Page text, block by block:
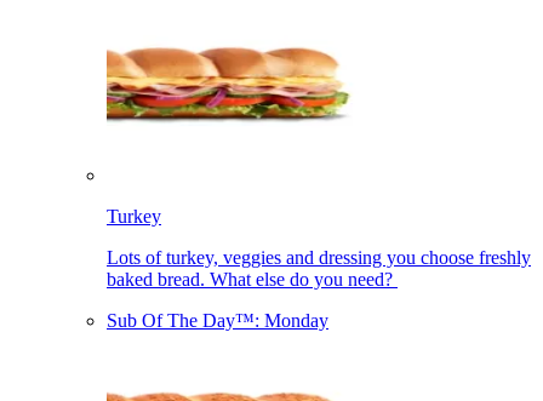
Turkey​​​​‌ ‍ ​‍​‍‌‍ ‌ ​‍‌‍‍‌‌‍‌ ‌‍‍‌‌‍ ‍​‍​‍​ ‍‍​‍​‍‌ ​ ‌‍​‌‌‍ ‍‌‍‍‌‌ ‌​‌ ‍‌​‍ ‍‌‍‍‌‌‍ ​‍​‍​‍ ​​‍​‍‌‍‍​‌ ​‍‌‍‌‌‌‍‌‍​‍​‍​ ‍‍​‍​‍‌‍‍​‌ ‌​‌ ‌​‌ ​​‌ ​ ​ ‍‍​‍ ​‍ ‌‍ ‍‌‍ ‌ ​‍‌‍‌​‌‍‍‌‌‍​ ​‍ ‌‌‍​‍‌‍‍‌‌ ‌​‌‍‌‌‌ ​ ​‍ ‌‌‍‌ ‌ ​‍‌‍ ‌ ‌‌‌ ​​​‍ ‌‌ ​ ‌ ‌​‌ ‌‌‌‍‌​‌‍‍‌‌‍ ​‍ ‍‌ ‌‍‌‍‌‌‌ ​‍‌‍​ ‌‍‌‌‌‍ ​​‍ ‍‌‍​‌‌ ​​‌ ​​​‍ ‌‍‍‌‌‍ ‍‌ ‌​‌‍‌‌‌‍ ‍‌ ‌​​‍ ‌‍‌‌‌‍‌​‌‍‍‌‌ ‌​​‍ ‌‍ ‌‌‍ ‌‍‌​‌‍‌‌​ ‌‌ ​​‌ ​‍‌‍‌‌‌ ​ ‌‍‌‌‌‍ ‍‌ ‌​‌‍​‌‌ ‌​‌‍‍‌‌‍ ‌‍ ‍​ ‍ ‌‍‍‌‌‍‌​​ ‌​ ‌ ​ ‍​‌‍​‍​ ‍‌​ ‍‌​ ​​‌‍‌​​ ​​​‍ ‌​ ‌‌​ ​ ‌‍​‍​ ​‌​‍ ‌​ ‌​​ ​ ‌‍‌‍​ ‌‍​‍ ‌‌‍​‌​ ‌‍​ ‌ ​ ​‍​‍ ‌​ ‍‌​ ‍​​ ‌ ‌‍​ ​ ​‍‌‍‌​​ ​ ​ ‍​​ ​ ​ ‍‌​ ​‍‌‍​‍​ ‍ ‌ ‌​‌ ‍‌‌ ​​‌‍‌‌​ ‌‌ ​​‌ ​‍‌‍ ‌‍‌​‌ ‌‌‌‍​ ‌ ‌​​ ‍ ‌ ​​‌‍​‌‌ ‌​‌‍‍​​ ‌‌‍ ‍‌‍​‌‌‍ ‌‌‍‌‌​‍‌‌​ ‌‌‌​​‍‌‌ ‌‍‍ ‌‍‌‌‌ ‍‌​‍‌‌​ ​ ‌​‌​​‍‌‌​ ​ ‌​‌​​‍‌‌​ ​‍​ ​‍‌‍‌‌‌‍ ‍​‍‌‌​ ​‍​ ​‍​‍‌‌​ ‌‌‌​‌​​‍ ‍‌ ‌‍‌‍​‌‌‍ ​‌ ‌‌‌‍‌‌​ ‌‍​‍‌‍​‌‌ ​ ‌‍‌‌‌‌‌‌‌ ​‍‌‍ ​​ ‌‌‍‍​‌ ‌​‌ ‌​‌ ​​‌ ​ ​‍‌‌​ ​ ‌​​‌​‍‌‌​ ​‍‌​‌‍​‍‌‌​ ​‍‌​‌‍‌‍ ‍‌‍ ‌ ​‍‌‍‌​‌‍‍‌‌‍​ ​‍ ‌‌‍​‍‌‍‍‌‌ ‌​‌‍‌‌‌ ​ ​‍ ‌‌‍‌ ‌ ​‍‌‍ ‌ ‌‌‌ ​​​‍ ‌‌ ​ ‌ ‌​‌ ‌‌‌‍‌​‌‍‍‌‌‍ ​‍ ‍‌ ‌‍‌‍‌‌‌ ​‍‌‍​ ‌‍‌‌‌‍ ​​‍ ‍‌‍​‌‌ ​​‌ ​​​‍‌‍‌‍‍‌‌‍‌​​ ‌​ ‌ ​ ‍​‌‍​‍​ ‍‌​ ‍‌​ ​​‌‍‌​​ ​​​‍ ‌​ ‌‌​ ​ ‌‍​‍​ ​‌​‍ ‌​ ‌​​ ​ ‌‍‌‍​ ‌‍​‍ ‌‌‍​‌​ ‌‍​ ‌ ​ ​‍​‍ ‌​ ‍‌​ ‍​​ ‌ ‌‍​ ​ ​‍‌‍‌​​ ​ ​ ‍​​ ​ ​ ‍‌​ ​‍‌‍​‍​‍‌‍‌ ‌​‌ ‍‌‌ ​​‌‍‌‌​ ‌‌ ​​‌ ​‍‌‍ ‌‍‌​‌ ‌‌‌‍​ ‌ ‌​​‍‌‍‌ ​​‌‍​‌‌ ‌​‌‍‍​​ ‌‌‍ ‍‌‍​‌‌‍ ‌‌‍‌‌​‍‌‌​ ‌‌‌​​‍‌‌ ‌‍‍ ‌‍‌‌‌ ‍‌​‍‌‌​ ​ ‌​‌​​‍‌‌​ ​ ‌​‌​​‍‌‌​ ​‍​ ​‍‌‍‌‌‌‍ ‍​‍‌‌​ ​‍​ ​‍​‍‌‌​ ‌‌‌​‌​​‍ ‍‌ ‌‍‌‍​‌‌‍ ​‌ ‌‌‌‍‌‌​‍‌‍‌ ​​‌‍‌‌‌ ​‍‌ ​ ‌ ​​‌‍‌‌‌‍​ ‌ ‌​‌‍‍‌‌ ‌‍‌‍‌‌​ ‌‌ ​​‌ ‌‌‌‍​‍‌‍ ​‌‍‍‌‌ ​ ‌‍‍​‌‍‌‌‌‍‌​​‍​‍‌ ‌
Lots of turkey, veggies and dressing you choose freshly
baked bread. What else do you need? ​​​​‌ ‍ ​‍​‍‌‍ ‌ ​‍‌‍‍‌‌‍‌ ‌‍‍‌‌‍ ‍​‍​‍​ ‍‍​‍​‍‌ ​ ‌‍​‌‌‍ ‍‌‍‍‌‌ ‌​‌ ‍‌​‍ ‍‌‍‍‌‌‍ ​‍​‍​‍ ​​‍​‍‌‍‍​‌ ​‍‌‍‌‌‌‍‌‍​‍​‍​ ‍‍​‍​‍‌‍‍​‌ ‌​‌ ‌​‌ ​​‌ ​ ​ ‍‍​‍ ​‍ ‌‍ ‍‌‍ ‌ ​‍‌‍‌​‌‍‍‌‌‍​ ​‍ ‌‌‍​‍‌‍‍‌‌ ‌​‌‍‌‌‌ ​ ​‍ ‌‌‍‌ ‌ ​‍‌‍ ‌ ‌‌‌ ​​​‍ ‌‌ ​ ‌ ‌​‌ ‌‌‌‍‌​‌‍‍‌‌‍ ​‍ ‍‌ ‌‍‌‍‌‌‌ ​‍‌‍​ ‌‍‌‌‌‍ ​​‍ ‍‌‍​‌‌ ​​‌ ​​​‍ ‌‍‍‌‌‍ ‍‌ ‌​‌‍‌‌‌‍ ‍‌ ‌​​‍ ‌‍‌‌‌‍‌​‌‍‍‌‌ ‌​​‍ ‌‍ ‌‌‍ ‌‍‌​‌‍‌‌​ ‌‌ ​​‌ ​‍‌‍‌‌‌ ​ ‌‍‌‌‌‍ ‍‌ ‌​‌‍​‌‌ ‌​‌‍‍‌‌‍ ‌‍ ‍​ ‍ ‌‍‍‌‌‍‌​​ ‌​ ‌ ​ ‍​‌‍​‍​ ‍‌​ ‍‌​ ​​‌‍‌​​ ​​​‍ ‌​ ‌‌​ ​ ‌‍​‍​ ​‌​‍ ‌​ ‌​​ ​ ‌‍‌‍​ ‌‍​‍ ‌‌‍​‌​ ‌‍​ ‌ ​ ​‍​‍ ‌​ ‍‌​ ‍​​ ‌ ‌‍​ ​ ​‍‌‍‌​​ ​ ​ ‍​​ ​ ​ ‍‌​ ​‍‌‍​‍​ ‍ ‌ ‌​‌ ‍‌‌ ​​‌‍‌‌​ ‌‌ ​​‌ ​‍‌‍ ‌‍‌​‌ ‌‌‌‍​ ‌ ‌​​ ‍ ‌ ​​‌‍​‌‌ ‌​‌‍‍​​ ‌‌ ​ ‌‍‍​‌‍ ‌ ​‍‌ ‌​‌​‌​‌‍‌‌‌ ​ ‌‍​ ‌ ​‍‌‍‍‌‌ ​​‌ ‌​‌‍‍‌‌‍ ‌‍ ‍​‍‌‌​ ‌‌‌​​‍‌‌ ‌‍‍ ‌‍‌‌‌ ‍‌​‍‌‌​ ​ ‌​‌​​‍‌‌​ ​ ‌​‌​​‍‌‌​ ​‍​ ​‍‌‍‌‌‌‍ ‍​‍‌‌​ ​‍​ ​‍​‍‌‌​ ‌‌‌​‌​​‍ ‍‌ ‌‍‌‍​‌‌‍ ​‌ ‌‌‌‍‌‌​ ‌‍​‍‌‍​‌‌ ​ ‌‍‌‌‌‌‌‌‌ ​‍‌‍ ​​ ‌‌‍‍​‌ ‌​‌ ‌​‌ ​​‌ ​ ​‍‌‌​ ​ ‌​​‌​‍‌‌​ ​‍‌​‌‍​‍‌‌​ ​‍‌​‌‍‌‍ ‍‌‍ ‌ ​‍‌‍‌​‌‍‍‌‌‍​ ​‍ ‌‌‍​‍‌‍‍‌‌ ‌​‌‍‌‌‌ ​ ​‍ ‌‌‍‌ ‌ ​‍‌‍ ‌ ‌‌‌ ​​​‍ ‌‌ ​ ‌ ‌​‌ ‌‌‌‍‌​‌‍‍‌‌‍ ​‍ ‍‌ ‌‍‌‍‌‌‌ ​‍‌‍​ ‌‍‌‌‌‍ ​​‍ ‍‌‍​‌‌ ​​‌ ​​​‍‌‍‌‍‍‌‌‍‌​​ ‌​ ‌ ​ ‍​‌‍​‍​ ‍‌​ ‍‌​ ​​‌‍‌​​ ​​​‍ ‌​ ‌‌​ ​ ‌‍​‍​ ​‌​‍ ‌​ ‌​​ ​ ‌‍‌‍​ ‌‍​‍ ‌‌‍​‌​ ‌‍​ ‌ ​ ​‍​‍ ‌​ ‍‌​ ‍​​ ‌ ‌‍​ ​ ​‍‌‍‌​​ ​ ​ ‍​​ ​ ​ ‍‌​ ​‍‌‍​‍​‍‌‍‌ ‌​‌ ‍‌‌ ​​‌‍‌‌​ ‌‌ ​​‌ ​‍‌‍ ‌‍‌​‌ ‌‌‌‍​ ‌ ‌​​‍‌‍‌ ​​‌‍​‌‌ ‌​‌‍‍​​ ‌‌ ​ ‌‍‍​‌‍ ‌ ​‍‌ ‌​‌​‌​‌‍‌‌‌ ​ ‌‍​ ‌ ​‍‌‍‍‌‌ ​​‌ ‌​‌‍‍‌‌‍ ‌‍ ‍​‍‌‌​ ‌‌‌​​‍‌‌ ‌‍‍ ‌‍‌‌‌ ‍‌​‍‌‌​ ​ ‌​‌​​‍‌‌​ ​ ‌​‌​​‍‌‌​ ​‍​ ​‍‌‍‌‌‌‍ ‍​‍‌‌​ ​‍​ ​‍​‍‌‌​ ‌‌‌​‌​​‍ ‍‌ ‌‍‌‍​‌‌‍ ​‌ ‌‌‌‍‌‌​‍‌‍‌ ​​‌‍‌‌‌ ​‍‌ ​ ‌ ​​‌‍‌‌‌‍​ ‌ ‌​‌‍‍‌‌ ‌‍‌‍‌‌​ ‌‌ ​​‌ ‌‌‌‍​‍‌‍ ​‌‍‍‌‌ ​ ‌‍‍​‌‍‌‌‌‍‌​​‍​‍‌ ‌
Sub Of The Day™: Monday​​​​‌ ‍ ​‍​‍‌‍ ‌ ​‍‌‍‍‌‌‍‌ ‌‍‍‌‌‍ ‍​‍​‍​ ‍‍​‍​‍‌ ​ ‌‍​‌‌‍ ‍‌‍‍‌‌ ‌​‌ ‍‌​‍ ‍‌‍‍‌‌‍ ​‍​‍​‍ ​​‍​‍‌‍‍​‌ ​‍‌‍‌‌‌‍‌‍​‍​‍​ ‍‍​‍​‍‌‍‍​‌ ‌​‌ ‌​‌ ​​‌ ​ ​ ‍‍​‍ ​‍ ‌‍ ‍‌‍ ‌ ​‍‌‍‌​‌‍‍‌‌‍​ ​‍ ‌‌‍​‍‌‍‍‌‌ ‌​‌‍‌‌‌ ​ ​‍ ‌‌‍‌ ‌ ​‍‌‍ ‌ ‌‌‌ ​​​‍ ‌‌ ​ ‌ ‌​‌ ‌‌‌‍‌​‌‍‍‌‌‍ ​‍ ‍‌ ‌‍‌‍‌‌‌ ​‍‌‍​ ‌‍‌‌‌‍ ​​‍ ‍‌‍​‌‌ ​​‌ ​​​‍ ‌‍‍‌‌‍ ‍‌ ‌​‌‍‌‌‌‍ ‍‌ ‌​​‍ ‌‍‌‌‌‍‌​‌‍‍‌‌ ‌​​‍ ‌‍ ‌‌‍ ‌‍‌​‌‍‌‌​ ‌‌ ​​‌ ​‍‌‍‌‌‌ ​ ‌‍‌‌‌‍ ‍‌ ‌​‌‍​‌‌ ‌​‌‍‍‌‌‍ ‌‍ ‍​ ‍ ‌‍‍‌‌‍‌​​ ‌​ ‍​​ ​​​ ‌ ​ ‌ ‌‍​‍​ ​‌​ ​‌​ ​‍​‍ ‌​ ‌​​ ‌​​ ‌‌​ ‌‌​‍ ‌​ ‌​‌‍‌‍​ ‌​‌‍‌​​‍ ‌‌‍​‍‌‍‌‌​ ‌‍​ ‌‍​‍ ‌​ ‍‌‌‍‌‌‌‍‌​‌‍‌‍​ ​‌​ ‌‌​ ​‍​ ​​​ ‌‍​ ‌‌​ ‌‌​ ‌‌​ ‍ ‌ ‌​‌ ‍‌‌ ​​‌‍‌‌​ ‌‌ ​​‌ ​‍‌‍ ‌‍‌​‌ ‌‌‌‍​ ‌ ‌​​ ‍ ‌ ​​‌‍​‌‌ ‌​‌‍‍​​ ‌‌‍​‍‌‍​‌‌‍‌​‌‍‌ ‌‍‌‌​‍‌‌​ ‌‌‌​​‍‌‌ ‌‍‍ ‌‍‌‌‌ ‍‌​‍‌‌​ ​ ‌​‌​​‍‌‌​ ​ ‌​‌​​‍‌‌​ ​‍​ ​‍‌‍‌‌‌‍ ‍​‍‌‌​ ​‍​ ​‍​‍‌‌​ ‌‌‌​‌​​‍ ‍‌ ‌‍‌‍​‌‌‍ ​‌ ‌‌‌‍‌‌​ ‌‍​‍‌‍​‌‌ ​ ‌‍‌‌‌‌‌‌‌ ​‍‌‍ ​​ ‌‌‍‍​‌ ‌​‌ ‌​‌ ​​‌ ​ ​‍‌‌​ ​ ‌​​‌​‍‌‌​ ​‍‌​‌‍​‍‌‌​ ​‍‌​‌‍‌‍ ‍‌‍ ‌ ​‍‌‍‌​‌‍‍‌‌‍​ ​‍ ‌‌‍​‍‌‍‍‌‌ ‌​‌‍‌‌‌ ​ ​‍ ‌‌‍‌ ‌ ​‍‌‍ ‌ ‌‌‌ ​​​‍ ‌‌ ​ ‌ ‌​‌ ‌‌‌‍‌​‌‍‍‌‌‍ ​‍ ‍‌ ‌‍‌‍‌‌‌ ​‍‌‍​ ‌‍‌‌‌‍ ​​‍ ‍‌‍​‌‌ ​​‌ ​​​‍‌‍‌‍‍‌‌‍‌​​ ‌​ ‍​​ ​​​ ‌ ​ ‌ ‌‍​‍​ ​‌​ ​‌​ ​‍​‍ ‌​ ‌​​ ‌​​ ‌‌​ ‌‌​‍ ‌​ ‌​‌‍‌‍​ ‌​‌‍‌​​‍ ‌‌‍​‍‌‍‌‌​ ‌‍​ ‌‍​‍ ‌​ ‍‌‌‍‌‌‌‍‌​‌‍‌‍​ ​‌​ ‌‌​ ​‍​ ​​​ ‌‍​ ‌‌​ ‌‌​ ‌‌​‍‌‍‌ ‌​‌ ‍‌‌ ​​‌‍‌‌​ ‌‌ ​​‌ ​‍‌‍ ‌‍‌​‌ ‌‌‌‍​ ‌ ‌​​‍‌‍‌ ​​‌‍​‌‌ ‌​‌‍‍​​ ‌‌‍​‍‌‍​‌‌‍‌​‌‍‌ ‌‍‌‌​‍‌‌​ ‌‌‌​​‍‌‌ ‌‍‍ ‌‍‌‌‌ ‍‌​‍‌‌​ ​ ‌​‌​​‍‌‌​ ​ ‌​‌​​‍‌‌​ ​‍​ ​‍‌‍‌‌‌‍ ‍​‍‌‌​ ​‍​ ​‍​‍‌‌​ ‌‌‌​‌​​‍ ‍‌ ‌‍‌‍​‌‌‍ ​‌ ‌‌‌‍‌‌​‍‌‍‌ ​​‌‍‌‌‌ ​‍‌ ​ ‌ ​​‌‍‌‌‌‍​ ‌ ‌​‌‍‍‌‌ ‌‍‌‍‌‌​ ‌‌ ​​‌ ‌‌‌‍​‍‌‍ ​‌‍‍‌‌ ​ ‌‍‍​‌‍‌‌‌‍‌​​‍​‍‌ ‌